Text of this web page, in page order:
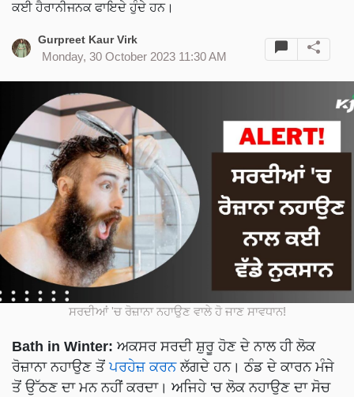
ਕਈ ਹੈਰਾਨੀਜਨਕ ਫਾਇਦੇ ਹੁੰਦੇ ਹਨ।
Gurpreet Kaur Virk
Monday, 30 October 2023 11:30 AM
ਸਰਦੀਆਂ 'ਚ ਰੋਜ਼ਾਨਾ ਨਹਾਉਣ ਵਾਲੇ ਹੋ ਜਾਣ ਸਾਵਧਾਨ!
Bath in Winter: ਅਕਸਰ ਸਰਦੀ ਸ਼ੁਰੂ ਹੋਣ ਦੇ ਨਾਲ ਹੀ ਲੋਕ
ਰੋਜ਼ਾਨਾ ਨਹਾਉਣ ਤੋਂਪਰਹੇਜ਼ ਕਰਨਲੱਗਦੇ ਹਨ। ਠੰਡ ਦੇ ਕਾਰਨ ਮੰਜੇ
ਤੋਂ ਉੱਠਣ ਦਾ ਮਨ ਨਹੀਂ ਕਰਦਾ। ਅਜਿਹੇ 'ਚ ਲੋਕ ਨਹਾਉਣ ਦਾ ਸੋਚ